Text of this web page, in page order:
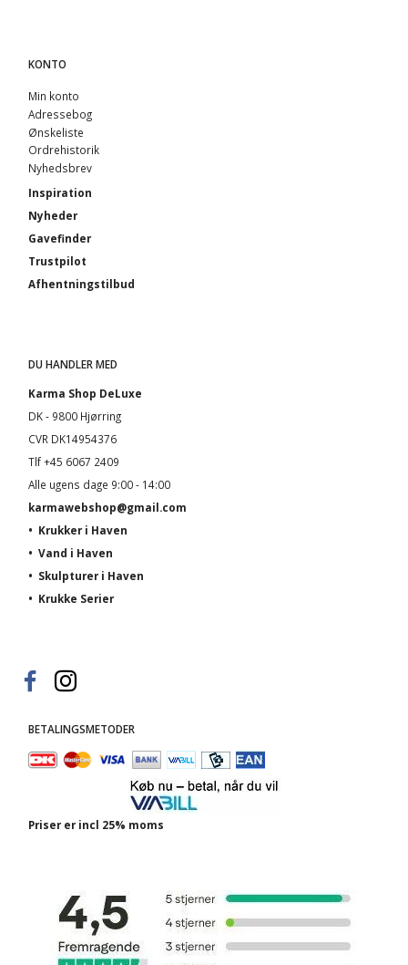
KONTO
Min konto
Adressebog
Ønskeliste
Ordrehistorik
Nyhedsbrev
Inspiration
Nyheder
Gavefinder
Trustpilot
Afhentningstilbud
DU HANDLER MED
Karma Shop DeLuxe
DK - 9800 Hjørring
CVR DK14954376
Tlf +45 6067 2409
Alle ugens dage 9:00 - 14:00
karmawebshop@gmail.com
• Krukker i Haven
• Vand i Haven
• Skulpturer i Haven
• Krukke Serier
BETALINGSMETODER
Priser er incl 25% moms